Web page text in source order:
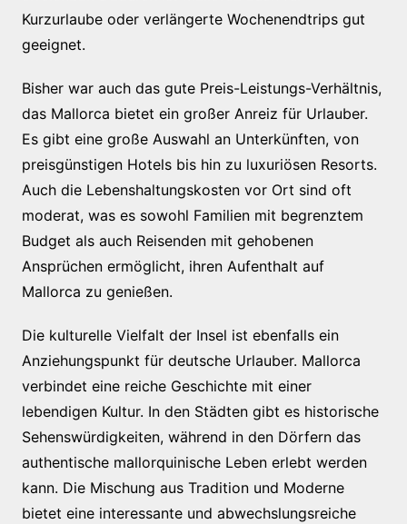
Kurzurlaube oder verlängerte Wochenendtrips gut
geeignet.
Bisher war auch das gute Preis-Leistungs-Verhältnis,
das Mallorca bietet ein großer Anreiz für Urlauber.
Es gibt eine große Auswahl an Unterkünften, von
preisgünstigen Hotels bis hin zu luxuriösen Resorts.
Auch die Lebenshaltungskosten vor Ort sind oft
moderat, was es sowohl Familien mit begrenztem
Budget als auch Reisenden mit gehobenen
Ansprüchen ermöglicht, ihren Aufenthalt auf
Mallorca zu genießen.
Die kulturelle Vielfalt der Insel ist ebenfalls ein
Anziehungspunkt für deutsche Urlauber. Mallorca
verbindet eine reiche Geschichte mit einer
lebendigen Kultur. In den Städten gibt es historische
Sehenswürdigkeiten, während in den Dörfern das
authentische mallorquinische Leben erlebt werden
kann. Die Mischung aus Tradition und Moderne
bietet eine interessante und abwechslungsreiche